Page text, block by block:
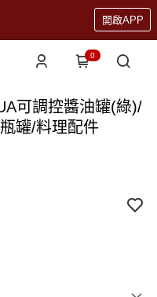
開啟APP
0
可調控醬油罐(綠)/
罐/料理配件